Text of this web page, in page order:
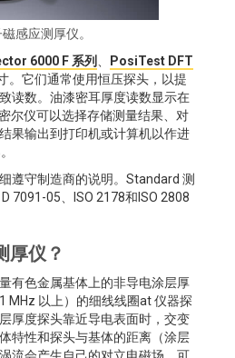
感应测厚仪。
6000 F 系列
PosiTest DFT
。它们通常使用恒压探头，以提
读数。油漆密耳厚度读数显示在
尔仪可以选择存储测量结果、对
果输出到打印机或计算机以作进
遵守制造商的说明。Standard 测
7091-05、ISO 2178和ISO 2808
厚仪？
有色金属基体上的非导电涂层厚
MHz 以上）的细线线圈at 仪器探
厚度探头靠近导电表面时，交变
特性和探头与基体的距离（涂层